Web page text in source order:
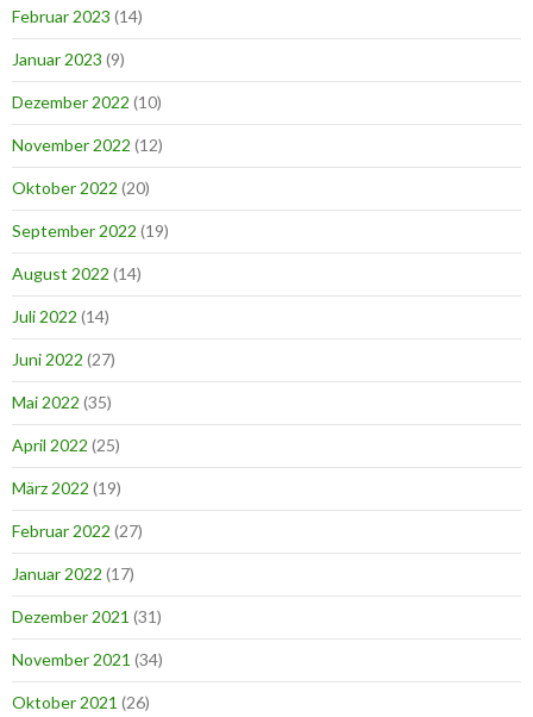
Februar 2023 (14)
Januar 2023 (9)
Dezember 2022 (10)
November 2022 (12)
Oktober 2022 (20)
September 2022 (19)
August 2022 (14)
Juli 2022 (14)
Juni 2022 (27)
Mai 2022 (35)
April 2022 (25)
März 2022 (19)
Februar 2022 (27)
Januar 2022 (17)
Dezember 2021 (31)
November 2021 (34)
Oktober 2021 (26)